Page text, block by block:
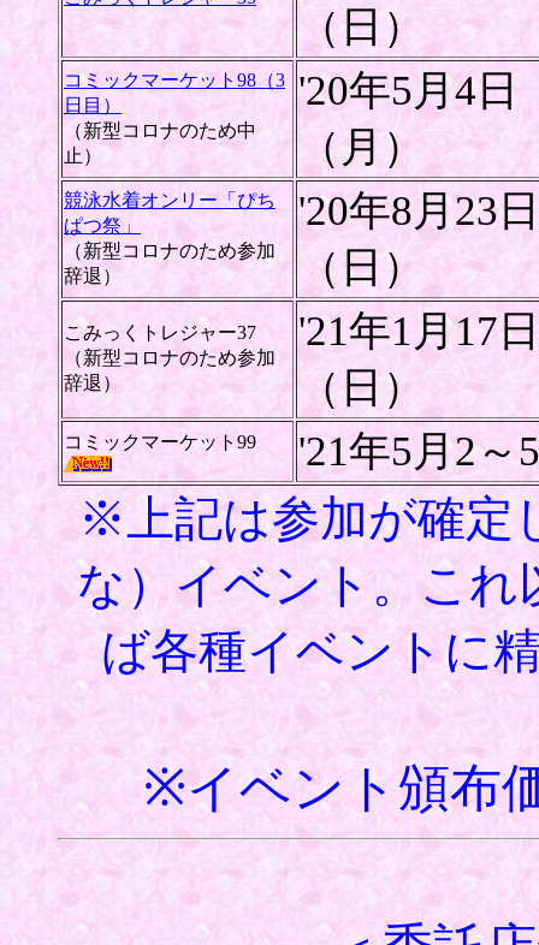
（日）
コミックマーケット98（3
日目）
（新型コロナのため中
止）
'20年5月4日
（月）
競泳水着オンリー「ぴち
ぱつ祭」
（新型コロナのため参加
辞退）
'20年8月23日
（日）
こみっくトレジャー37
（新型コロナのため参加
辞退）
'21年1月17日
（日）
コミックマーケット99 '21年5月2～
※上記は参加が確定
な）イベント。これ
ば各種イベントに
※イベント頒布